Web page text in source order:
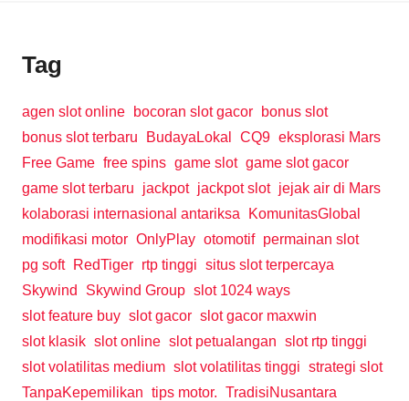
Tag
agen slot online bocoran slot gacor
bonus slot
bonus slot terbaru
BudayaLokal CQ9 eksplorasi Mars
Free Game free spins game slot game slot gacor
game slot terbaru
jackpot jackpot slot jejak air di Mars
kolaborasi internasional antariksa
KomunitasGlobal
modifikasi motor OnlyPlay otomotif permainan slot
pg soft
RedTiger rtp tinggi situs slot terpercaya
Skywind
Skywind Group slot 1024 ways
slot feature buy slot gacor slot gacor maxwin
slot klasik slot online slot petualangan slot rtp tinggi
slot volatilitas medium slot volatilitas tinggi strategi slot
TanpaKepemilikan tips motor. TradisiNusantara